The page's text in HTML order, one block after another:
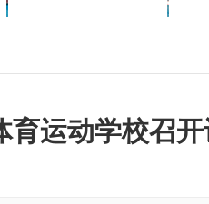
运动学校召开